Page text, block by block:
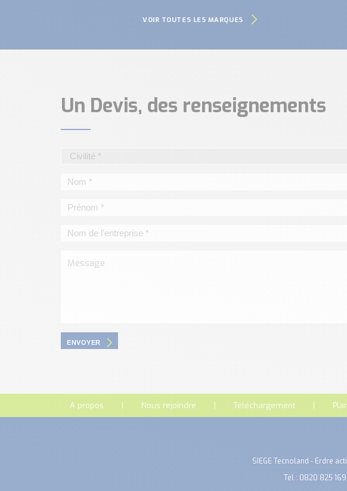
VOIR TOUTES LES MARQUES
Un Devis, des renseignements
ENVOYER
A propos Nous rejoindre Téléchargement
SIEGE Tecnoland - Erdre
Tél : 0820 825 169